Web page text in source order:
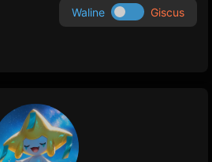
Waline Giscus